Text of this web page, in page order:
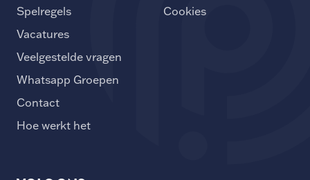
Spelregels
Vacatures
Veelgestelde vragen
Whatsapp Groepen
Contact
Hoe werkt het
Cookies